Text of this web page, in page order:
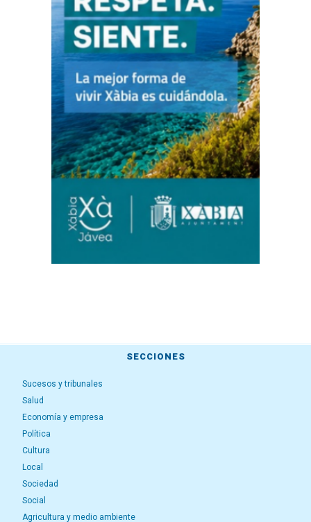
SECCIONES
Sucesos y tribunales
Salud
Economía y empresa
Política
Cultura
Local
Sociedad
Social
Agricultura y medio ambiente